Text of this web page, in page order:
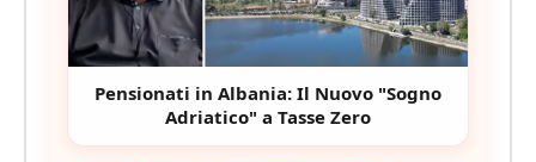
Pensionati in Albania: Il Nuovo "Sogno
Adriatico" a Tasse Zero